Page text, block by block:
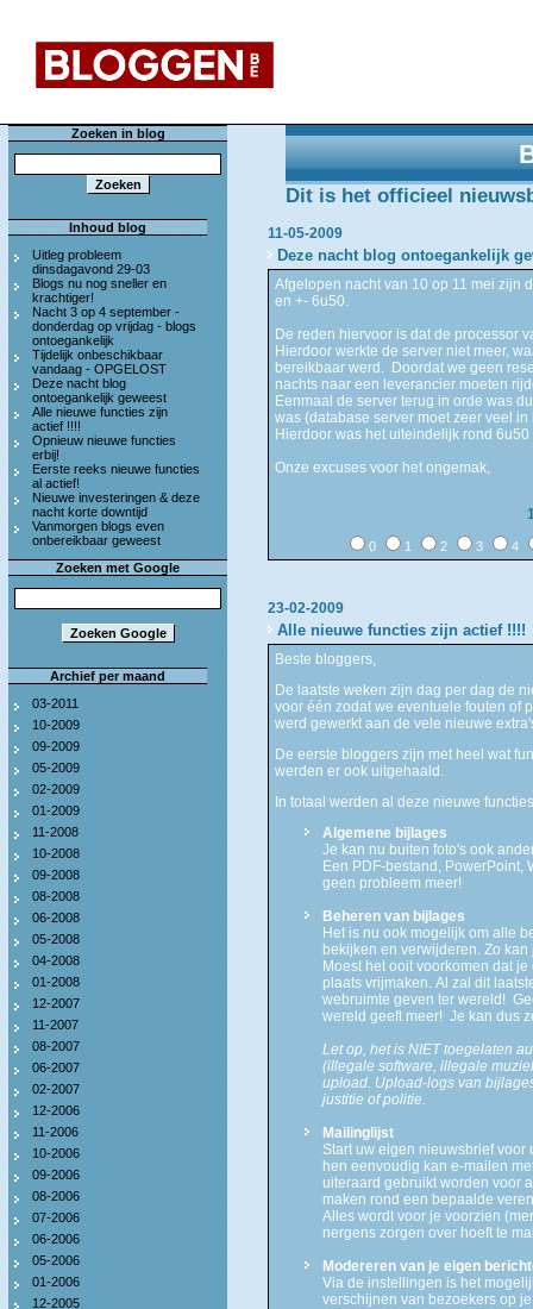
Zoeken in blog
Inhoud blog
Uitleg probleem
dinsdagavond 29-03
Blogs nu nog sneller en
krachtiger!
Nacht 3 op 4 september -
donderdag op vrijdag - blogs
ontoegankelijk
Tijdelijk onbeschikbaar
vandaag - OPGELOST
Deze nacht blog
ontoegankelijk geweest
Alle nieuwe functies zijn
actief !!!!
Opnieuw nieuwe functies
erbij!
Eerste reeks nieuwe functies
al actief!
Nieuwe investeringen & deze
nacht korte downtijd
Vanmorgen blogs even
onbereikbaar geweest
Zoeken met Google
Archief per maand
03-2011
10-2009
09-2009
05-2009
02-2009
01-2009
11-2008
10-2008
09-2008
08-2008
06-2008
05-2008
04-2008
01-2008
12-2007
11-2007
08-2007
06-2007
02-2007
12-2006
11-2006
10-2006
09-2006
08-2006
07-2006
06-2006
05-2006
01-2006
12-2005
Dit is het officieel
11-05-2009
Deze nacht blog ontoegankelijk
Afgelopen nacht van 10 op 11 mei zijn
en +- 6u50.
De reden hiervoor is dat de processor
Hierdoor werkte de server niet meer,
bereikbaar werd. Doordat we geen
nachts naar een leverancier moeten
Eenmaal de server terug in orde was
was (database server moet zeer veel
Hierdoor was het uiteindelijk rond
Onze excuses voor het ongemak,
0 1 2 3 4
23-02-2009
Alle nieuwe functies zijn actief !!!!
Beste bloggers,
De laatste weken zijn dag per dag de
voor één zodat we eventuele fouten
werd gewerkt aan de vele nieuwe
De eerste bloggers zijn met heel wat
werden er ook uitgehaald.
In totaal werden al deze nieuwe
Algemene bijlages
Je kan nu buiten foto's ook
Een PDF-bestand, PowerPoint,
geen probleem meer!
Beheren van bijlages
Het is nu ook mogelijk om alle
bekijken en verwijderen. Zo
Moest het ooit voorkomen dat
plaats vrijmaken. Al zal dit
webruimte geven ter wereld!
wereld geeft meer! Je kan dus
Let op, het is NIET toegelaten
(illegale software, illegale
upload. Upload-logs van
justitie of politie.
Mailinglijst
Start uw eigen nieuwsbrief
hen eenvoudig kan e-mailen
uiteraard gebruikt worden voor
maken rond een bepaalde
Alles wordt voor je voorzien
nergens zorgen over hoeft te
Modereren van je eigen
Via de instellingen is het
verschijnen van bezoekers op